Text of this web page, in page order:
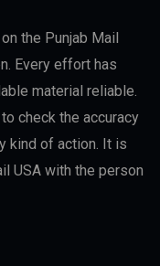
the Punjab Mail
Every effort has
material reliable.
check the accuracy
kind of action. It is
USA with the person